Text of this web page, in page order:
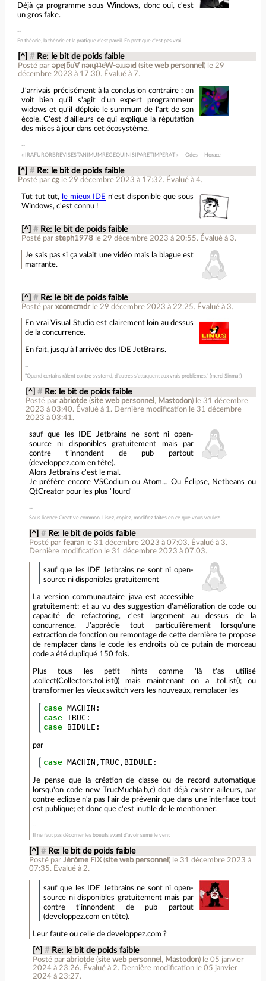
Déjà ça programme sous Windows, donc oui, c'est
un gros fake.
En théorie, la théorie et la pratique c'est pareil. En pratique c'est pas vrai.
[^] # Re: le bit de poids faible
Posté par ǝpɐןƃu∀ nǝıɥʇʇɐW-ǝɹɹǝıԀ (site web personnel ) le 29
décembre 2023 à 17:30. Évalué à 7.
J'arrivais précisément à la conclusion contraire : on
voit bien qu'il s'agit d'un expert programmeur
widows et qu'il déploie le summum de l'art de son
école. C'est d'ailleurs ce qui explique la réputation
des mises à jour dans cet écosystème.
« IRAFURORBREVISESTANIMUMREGEQUINISIPARETIMPERAT » — Odes — Horace
[^] # Re: le bit de poids faible
Posté par cg le 29 décembre 2023 à 17:32. Évalué à 4.
Tut tut tut, le mieux IDE n'est disponible que sous
Windows, c'est connu !
[^] # Re: le bit de poids faible
Posté parsteph1978 le 29 décembre 2023 à 20:55. Évalué à 3.
Je sais pas si ça valait une vidéo mais la blague est
marrante.
[^] # Re: le bit de poids faible
Posté parxcomcmdr le 29 décembre 2023 à 22:25. Évalué à 3.
En vrai Visual Studio est clairement loin au dessus
de la concurrence.
En fait, jusqu'à l'arrivée des IDE JetBrains.
"Quand certains râlent contre systemd, d'autres s'attaquent aux vrais problèmes." (merci Sinma !)
[^] # Re: le bit de poids faible
Posté par abriotde(site web personnel , Mastodon) le 31 décembre
2023 à 03:40. Évalué à 1 . Dernière modification le 31 décembre
2023 à 03:41.
sauf que les IDE Jetbrains ne sont ni open-
source ni disponibles gratuitement mais par
contre t'innondent de pub partout
(developpez.com en tête).
Alors Jetbrains c'est le mal.
Je préfère encore VSCodium ou Atom… Ou Éclipse, Netbeans ou
QtCreator pour les plus "lourd"
Sous licence Creative common. Lisez, copiez, modifiez faites en ce que vous voulez.
[^] # Re: le bit de poids faible
Posté par fearan le 31 décembre 2023 à 07:03. Évalué à 3.
Dernière modification le 31 décembre 2023 à 07:03.
sauf que les IDE Jetbrains ne sont ni open-
source ni disponibles gratuitement
La version communautaire java est accessible
gratuitement; et au vu des suggestion d'amélioration de code ou
capacité de refactoring, c'est largement au dessus de la
concurrence. J'apprécie tout particulièrement lorsqu'une
extraction de fonction ou remontage de cette dernière te propose
de remplacer dans le code les endroits où ce putain de morceau
code a été dupliqué 150 fois.
Plus tous les petit hints comme 'là t'as utilisé
.collect(Collectors.toList()) mais maintenant on a .toList(); ou
transformer les vieux switch vers les nouveaux, remplacer les
case MACHIN :
case TRUC :
case
BIDULE :
par
case MACHIN , TRUC , BIDULE :
Je pense que la création de classe ou de record automatique
lorsqu'on code new TrucMuch(a,b,c) doit déjà exister ailleurs, par
contre eclipse n'a pas l'air de prévenir que dans une interface tout
est publique; et donc que c'est inutile de le mentionner.
Il ne faut pas décorner les boeufs avant d'avoir semé le vent
[^] # Re: le bit de poids faible
Posté par Jérôme FIX(site web personnel ) le 31 décembre 2023 à
07:35. Évalué à 2.
sauf que les IDE Jetbrains ne sont ni open-
source ni disponibles gratuitement mais par
contre t'innondent de pub partout
(developpez.com en tête).
Leur faute ou celle de developpez.com ?
[^] # Re: le bit de poids faible
Posté parabriotde (site web personnel , Mastodon) le 05 janvier
2024 à 23:26. Évalué à 2.
Dernière modification le 05 janvier
2024 à 23:27.